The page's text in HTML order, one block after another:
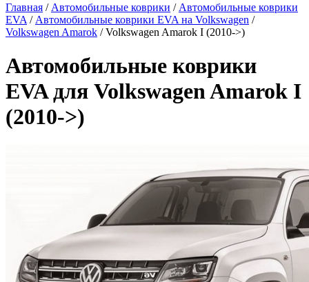
Главная / Автомобильные коврики / Автомобильные коврики
EVA / Автомобильные коврики EVA на Volkswagen /
Volkswagen Amarok / Volkswagen Amarok I (2010->)
Автомобильные коврики
EVA для Volkswagen Amarok I
(2010->)